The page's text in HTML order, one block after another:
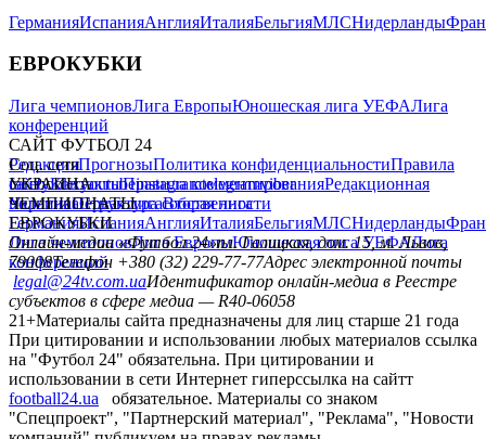
ГерманияИспанияАнглияИталияБельгияМЛСНидерланды
ЕВРОКУБКИ
Лига чемпионовЛига ЕвропыЮношеская лига УЕФАЛига
конференций
САЙТ ФУТБОЛ 24
РедакцияПрогнозыПолитика конфиденциальностиПравила
сайтуКонтактыПравила комментированияРедакционная
политикаСтруктура собственности
Соц. сети
facebookxyoutubeinstagramtelegramviber
УКРАИНА
УкраинаПервая лигаВторая лига
ЧЕМПИОНАТЫ
ГерманияИспанияАнглияИталияБельгияМЛСНидерланды
ЕВРОКУБКИ
Лига чемпионовЛига ЕвропыЮношеская лига УЕФАЛига
конференций
Онлайн-медиа «Футбол 24»пл. Галицкая, дом. 15, м. Львов,
79008Телефон +380 (32) 229-77-77Адрес электронной почты
legal@24tv.com.uaИдентификатор онлайн-медиа в Реестре
субъектов в сфере медиа — R40-06058
21+Материалы сайта предназначены для лиц старше 21 года
При цитировании и использовании любых материалов ссылка
на "Футбол 24" обязательна. При цитировании и
использовании в сети Интернет гиперссылка на сайтт
football24.ua
обязательное. Материалы со знаком
"Спецпроект", "Партнерский материал", "Реклама", "Новости